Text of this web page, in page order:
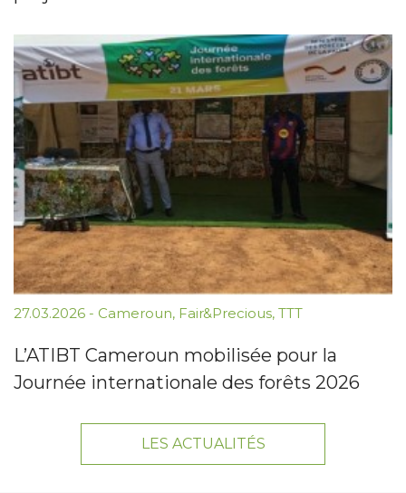
27.03.2026 - Cameroun, Fair&Precious, TTT
L’ATIBT Cameroun mobilisée pour la
Journée internationale des forêts 2026
LES ACTUALITÉS